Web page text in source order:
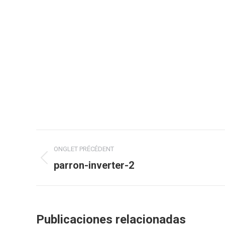
Navigation
de
ONGLET PRÉCÉDENT
Onglet
parron-inverter-2
Publicaciones relacionadas